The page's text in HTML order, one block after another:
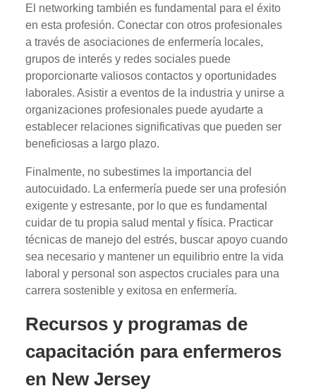
El networking también es fundamental para el éxito
en esta profesión. Conectar con otros profesionales
a través de asociaciones de enfermería locales,
grupos de interés y redes sociales puede
proporcionarte valiosos contactos y oportunidades
laborales. Asistir a eventos de la industria y unirse a
organizaciones profesionales puede ayudarte a
establecer relaciones significativas que pueden ser
beneficiosas a largo plazo.
Finalmente, no subestimes la importancia del
autocuidado. La enfermería puede ser una profesión
exigente y estresante, por lo que es fundamental
cuidar de tu propia salud mental y física. Practicar
técnicas de manejo del estrés, buscar apoyo cuando
sea necesario y mantener un equilibrio entre la vida
laboral y personal son aspectos cruciales para una
carrera sostenible y exitosa en enfermería.
Recursos y programas de
capacitación para enfermeros
en New Jersey